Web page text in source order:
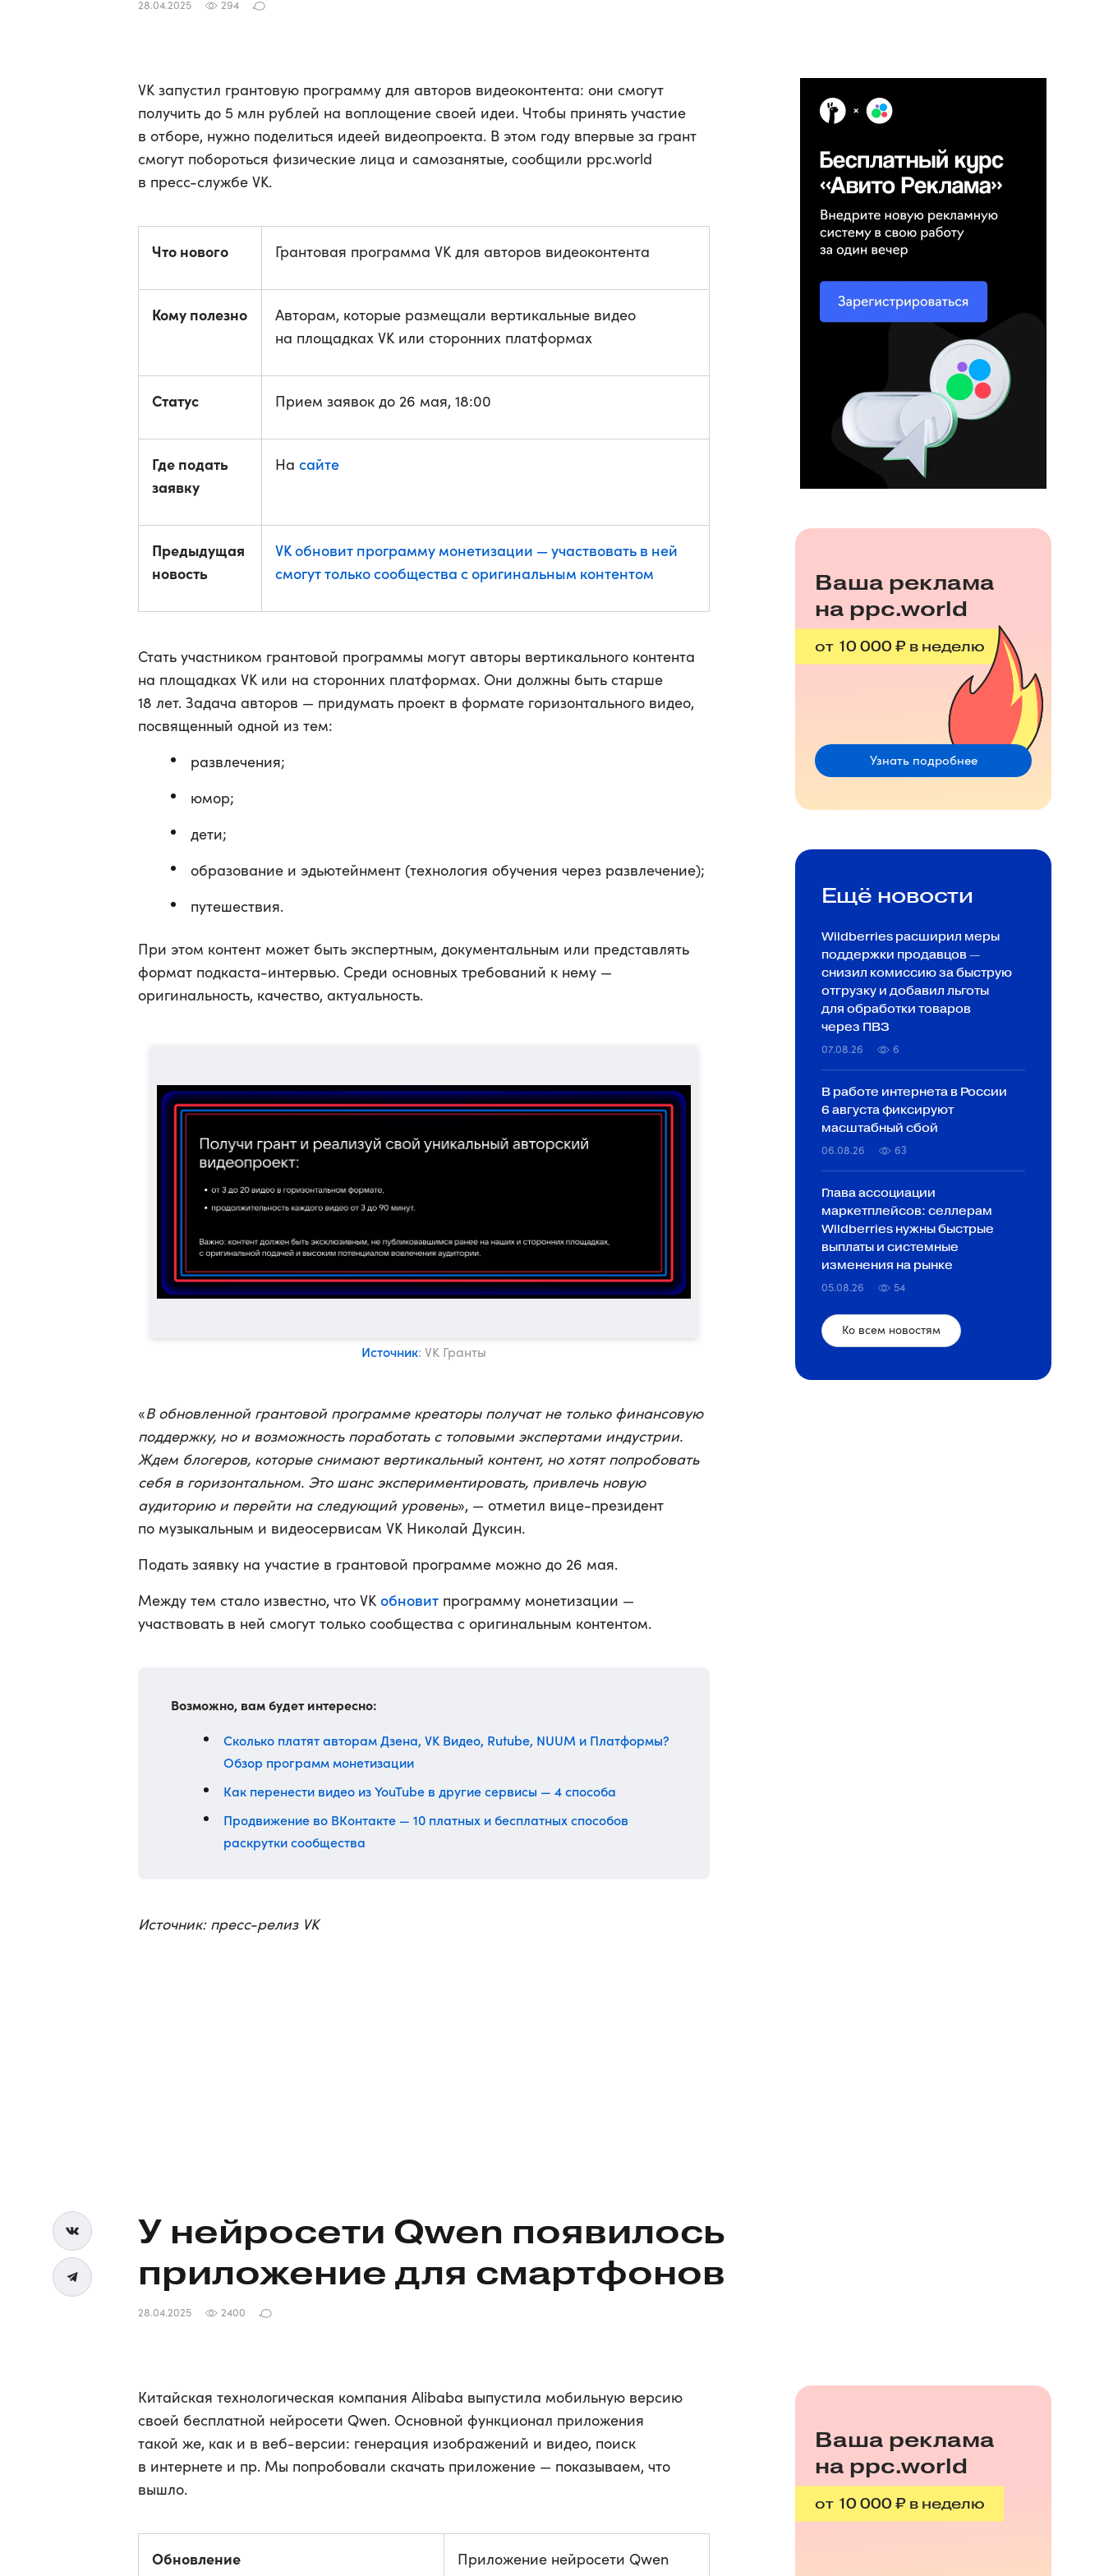
28.04.2025 294
VK запустил грантовую программу для авторов видеоконтента: они смогут
получить до 5 млн рублей на воплощение своей идеи. Чтобы принять участие
в отборе, нужно поделиться идеей видеопроекта. В этом году впервые за грант
смогут побороться физические лица и самозанятые, сообщили ppc.world
в пресс-службе VK.
Что нового Грантовая программа VK для авторов видеоконтента
Кому полезно
Авторам, которые размещали вертикальные видео
на площадках VK или сторонних платформах
Статус Прием заявок до 26 мая, 18:00
Где подать
заявку
На сайте
Предыдущая
новость
VK обновит программу монетизации — участвовать в ней
смогут только сообщества с оригинальным контентом
Стать участником грантовой программы могут авторы вертикального контента
на площадках VK или на сторонних платформах. Они должны быть старше
18 лет. Задача авторов — придумать проект в формате горизонтального видео,
посвященный одной из тем:
развлечения;
юмор;
дети;
образование и эдьютейнмент (технология обучения через развлечение);
путешествия.
При этом контент может быть экспертным, документальным или представлять
формат подкаста-интервью. Среди основных требований к нему —
оригинальность, качество, актуальность.
Источник: VK Гранты
«В обновленной грантовой программе креаторы получат не только финансовую
поддержку, но и возможность поработать с топовыми экспертами индустрии.
Ждем блогеров, которые снимают вертикальный контент, но хотят попробовать
себя в горизонтальном. Это шанс экспериментировать, привлечь новую
аудиторию и перейти на следующий уровень», — отметил вице-президент
по музыкальным и видеосервисам VK Николай Дуксин.
Подать заявку на участие в грантовой программе можно до 26 мая.
Между тем стало известно, что VKобновит программу монетизации —
участвовать в ней смогут только сообщества с оригинальным контентом.
Возможно, вам будет интересно:
Сколько платят авторам Дзена, VK Видео, Rutube, NUUM и Платформы?
Обзор программ монетизации
Как перенести видео из YouTube в другие сервисы — 4 способа
Продвижение во ВКонтакте — 10 платных и бесплатных способов
раскрутки сообщества
Источник: пресс-релиз VK
Ваша реклама
на ppc.world
от 10 000 ₽ в неделю
Узнать подробнее
Ещё новости
Wildberries расширил меры
поддержки продавцов —
снизил комиссию за быструю
отгрузку и добавил льготы
для обработки товаров
через ПВЗ
07.08.26 6
В работе интернета в России
6 августа фиксируют
масштабный сбой
06.08.26 63
Глава ассоциации
маркетплейсов: селлерам
Wildberries нужны быстрые
выплаты и системные
изменения на рынке
05.08.26 54
Ко всем новостям
У нейросети Qwen появилось
приложение для смартфонов
28.04.2025 2400
Китайская технологическая компания Alibaba выпустила мобильную версию
своей бесплатной нейросети Qwen. Основной функционал приложения
такой же, как и в веб-версии: генерация изображений и видео, поиск
в интернете и пр. Мы попробовали скачать приложение — показываем, что
вышло.
Обновление Приложение нейросети Qwen
Ваша реклама
на ppc.world
от 10 000 ₽ в неделю